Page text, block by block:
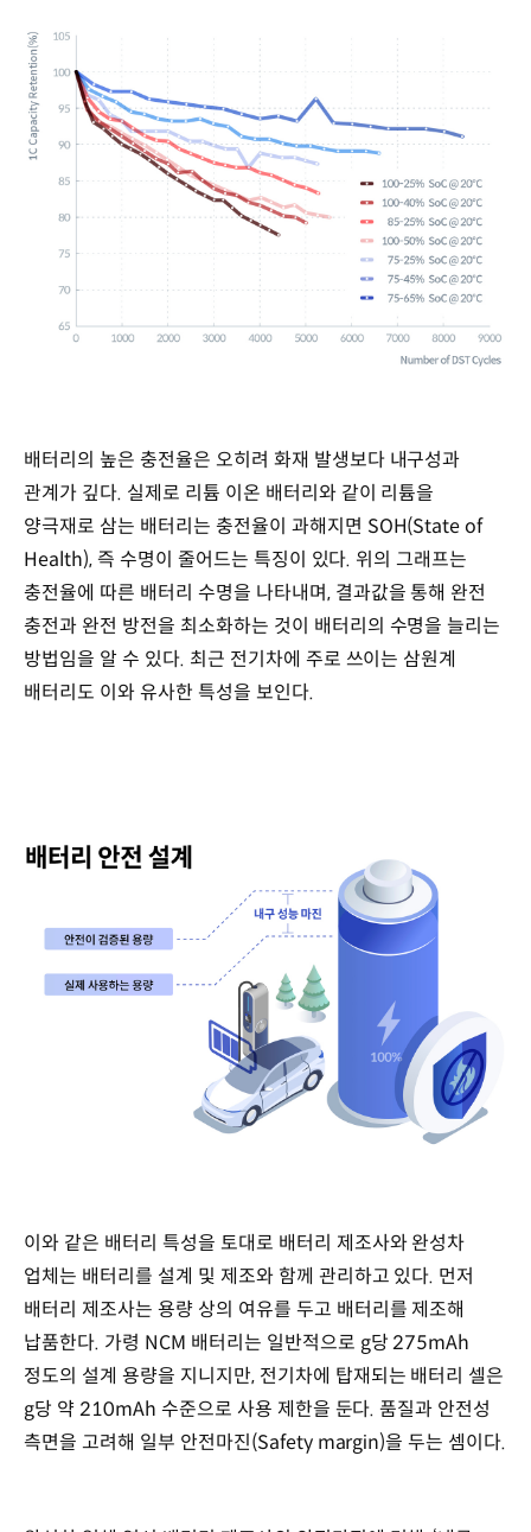
배터리의 높은 충전율은 오히려 화재 발생보다 내구성과
관계가 깊다. 실제로 리튬 이온 배터리와 같이 리튬을
양극재로 삼는 배터리는 충전율이 과해지면 SOH(State of
Health), 즉 수명이 줄어드는 특징이 있다. 위의 그래프는
충전율에 따른 배터리 수명을 나타내며, 결과값을 통해 완전
충전과 완전 방전을 최소화하는 것이 배터리의 수명을 늘리는
방법임을 알 수 있다. 최근 전기차에 주로 쓰이는 삼원계
배터리도 이와 유사한 특성을 보인다.
이와 같은 배터리 특성을 토대로 배터리 제조사와 완성차
업체는 배터리를 설계 및 제조와 함께 관리하고 있다. 먼저
배터리 제조사는 용량 상의 여유를 두고 배터리를 제조해
납품한다. 가령 NCM 배터리는 일반적으로 g당 275mAh
정도의 설계 용량을 지니지만, 전기차에 탑재되는 배터리 셀은
g당 약 210mAh 수준으로 사용 제한을 둔다. 품질과 안전성
측면을 고려해 일부 안전마진(Safety margin)을 두는 셈이다.